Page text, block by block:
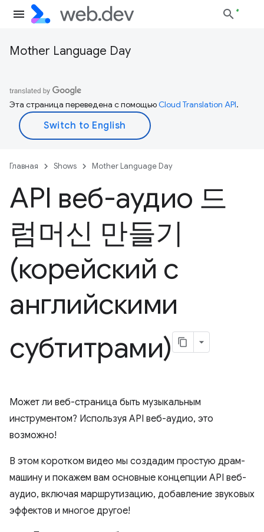
Mother Language Day
Эта страница переведена с помощьюCloud Translation API.
Главная Shows Mother Language Day
API веб-аудио 드
럼머신 만들기
(корейский с
английскими
субтитрами)
Может ли веб-страница быть музыкальным
инструментом? Используя API веб-аудио, это
возможно!
В этом коротком видео мы создадим простую драм-
машину и покажем вам основные концепции API веб-
аудио, включая маршрутизацию, добавление звуковых
эффектов и многое другое!